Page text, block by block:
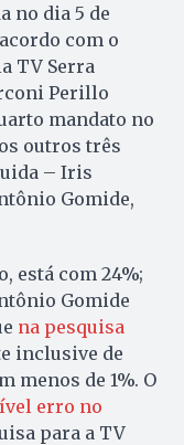
no dia 5 de
com o
TV Serra
Perillo
mandato no
outros três
– Iris
Gomide,
está com 24%;
Gomide
na pesquisa
inclusive de
menos de 1%. O
erro no
para a TV